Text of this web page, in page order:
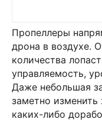
Пропеллеры
дрона в воздухе.
количества
управляемость,
Даже небольшая
заметно изменить
каких-либо